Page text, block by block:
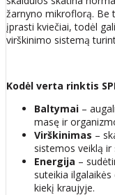
žarnyno mikroflorą. Be
įprasti kviečiai, todėl
virškinimo sistemą
Kodėl verta rinktis
Baltymai –
masę ir
Virškinimas –
sistemos veiklą
Energija –
suteikia
kiekį kraujyje.